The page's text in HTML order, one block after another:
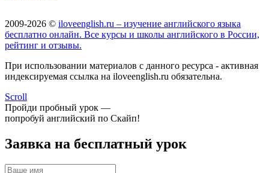
2009-2026 © iloveenglish.ru – изучение английского языка
бесплатно онлайн. Все курсы и школы английского в России,
рейтинг и отзывы.
При использовании материалов с данного ресурса - активная
индексируемая ссылка на iloveenglish.ru обязательна.
Scroll
Пройди пробный урок —
попробуй английский по Скайп!
Заявка на бесплатный урок